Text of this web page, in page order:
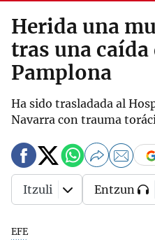
Herida una
tras una caída
Pamplona
Ha sido trasladada al
Navarra con trauma
EFE
Itzuli Entzun